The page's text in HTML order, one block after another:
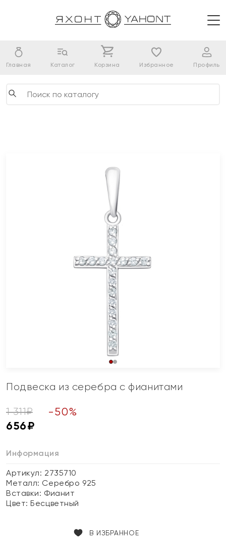
Главная Каталог Корзина Избранное Профиль
Подвеска из серебра с фианитами
1 311₽ -50%
656₽
Информация
Артикул: 2735710
Металл: Серебро 925
Вставки: Фианит
Цвет:Бесцветный
В ИЗБРАННОЕ